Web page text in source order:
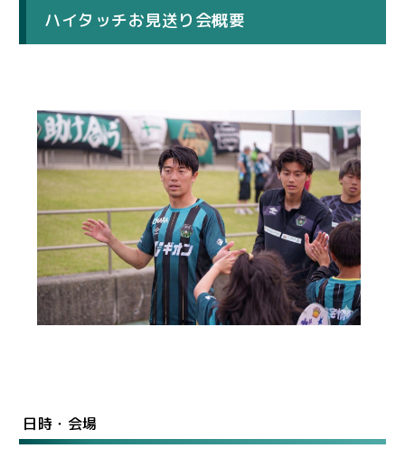
ハイタッチお見送り会概要
日時・会場